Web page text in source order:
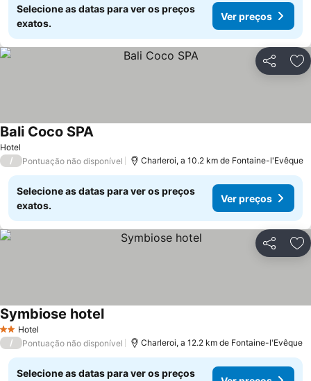
Selecione as datas para ver os preços
exatos.
Ver preços
Partilhar
Hotel
Bali Coco SPAVer preços
/ Pontuação não disponível Charleroi, a 10.2 km de Fontaine-l'Evêque
Selecione as datas para ver os preços
exatos.
Ver preços
Partilhar
2 Estrelas
Hotel
Symbiose hotelVer preços
/ Pontuação não disponível Charleroi, a 12.2 km de Fontaine-l'Evêque
Selecione as datas para ver os preços